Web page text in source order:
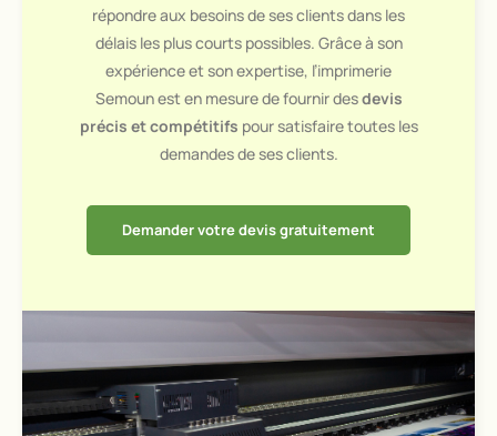
répondre aux besoins de ses clients dans les
délais les plus courts possibles. Grâce à son
expérience et son expertise, l’imprimerie
Semoun est en mesure de fournir desdevis
précis et compétitifs pour satisfaire toutes les
demandes de ses clients.
Demander votre devis gratuitement